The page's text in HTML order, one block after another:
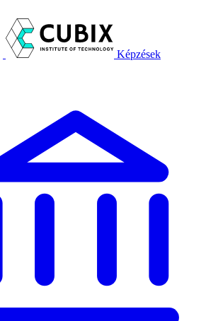
Képzések